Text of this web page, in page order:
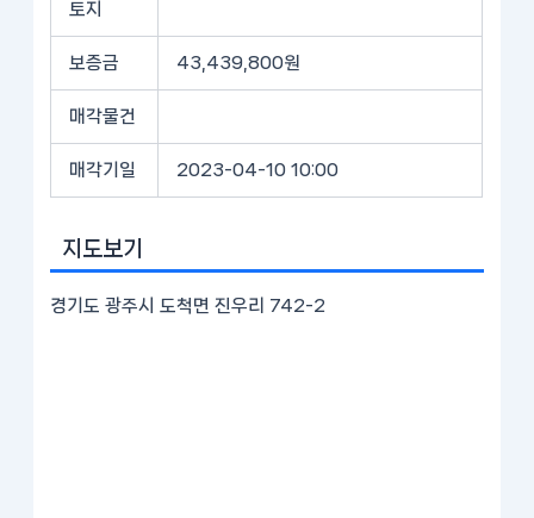
토지
보증금 43,439,800원
매각물건
매각기일 2023-04-10 10:00
지도보기
경기도 광주시 도척면 진우리 742-2